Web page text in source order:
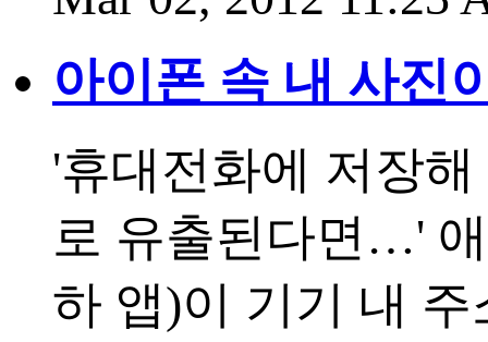
아이폰 속 내 사진
'휴대전화에 저장
로 유출된다면…'
하 앱)이 기기 내